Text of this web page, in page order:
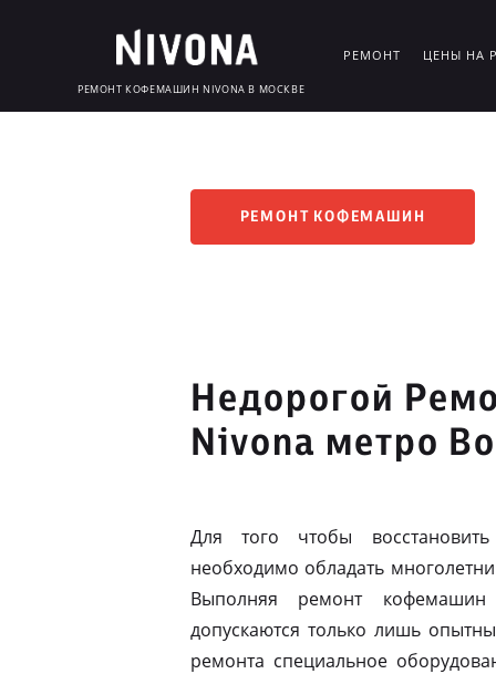
РЕМОНТ КОФЕМАШИН NIVONA В МОСКВЕ
РЕМОНТ ЦЕНЫ НА
РЕМОНТ КОФЕМАШИН
Недорогой
Nivona метро
Для того чтобы
необходимо обладать
Выполняя ремонт
допускаются только лишь
ремонта специальное